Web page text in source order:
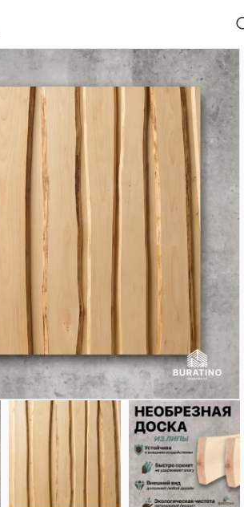
увеличить